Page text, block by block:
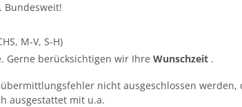
. Bundesweit!
M-V, S-H)
Gerne berücksichtigen wir IhreWunschzeit .
nicht ausgeschlossen werden,
ausgestattet mit u.a.